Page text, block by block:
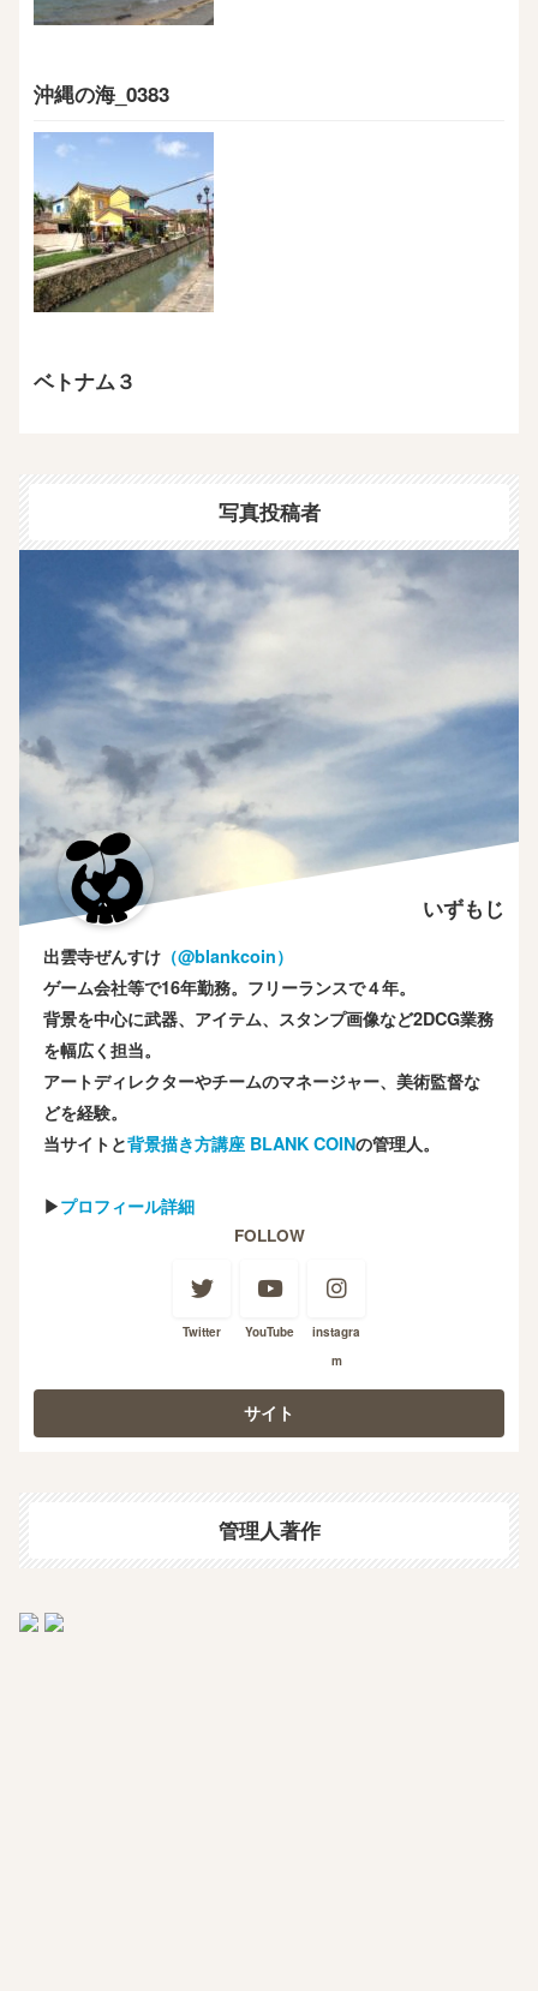
沖縄の海_0383
ベトナム３
写真投稿者
いずもじ
出雲寺ぜんすけ （‎@blankcoin）
ゲーム会社等で16年勤務。フリーランスで４年。
背景を中心に武器、アイテム、スタンプ画像など2DCG業務
を幅広く担当。
アートディレクターやチームのマネージャー、美術監督な
どを経験。
当サイトと背景描き方講座 BLANK COINの管理人。
▶プロフィール詳細
FOLLOW
Twitter YouTube
instagra
m
管理人著作